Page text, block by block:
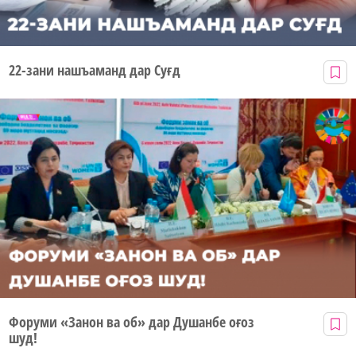
22-зани нашъаманд дар Суғд
Форуми «Занон ва об» дар Душанбе оғоз
шуд!